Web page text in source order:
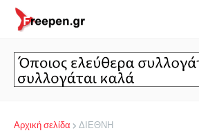
Αρχική σελίδα ΔΙΕΘΝΗ